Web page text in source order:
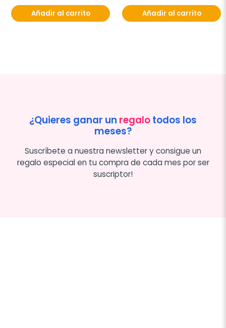
Añadir al carrito Añadir al carrito
¿Quieres ganar un regalotodos los
meses?
Suscríbete a nuestra newsletter y consigue un
regalo especial en tu compra de cada mes por ser
suscriptor!